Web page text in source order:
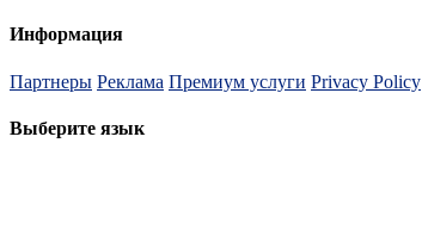
Информация
Партнеры Реклама Премиум услуги Privacy Policy
Выберите язык